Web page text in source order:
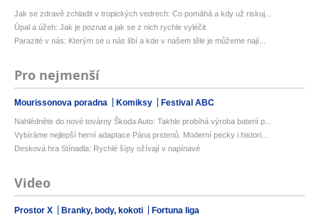
Jak se zdravě zchladit v tropických vedrech: Co pomáhá a kdy už riskuj...
Úpal a úžeh: Jak je poznat a jak se z nich rychle vyléčit
Parazité v nás: Kterým se u nás líbí a kde v našem těle je můžeme nají...
Pro nejmenší
Mourissonova poradna Komiksy Festival ABC
Nahlédněte do nové továrny Škoda Auto: Takhle probíhá výroba baterií p...
Vybíráme nejlepší herní adaptace Pána prstenů. Moderní pecky i histori...
Desková hra Stínadla: Rychlé šípy ožívají v napínavé
Video
Prostor X Branky, body, kokoti Fortuna liga